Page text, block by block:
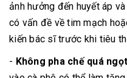
ảnh hưởng đến huyết áp
có vấn đề về tim mạch
kiến bác sĩ trước khi tiêu
- Không pha chế quá ngọt